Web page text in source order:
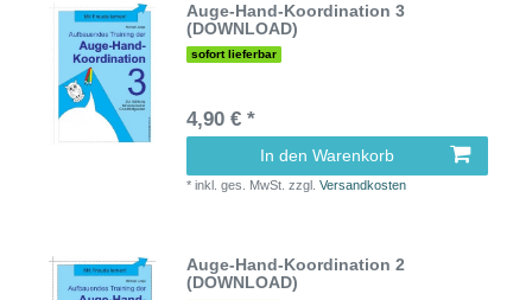
Auge-Hand-Koordination 3
(DOWNLOAD)
sofort lieferbar
4,90 € *
In den Warenkorb
*inkl. ges. MwSt. zzgl.Versandkosten
Auge-Hand-Koordination 2
(DOWNLOAD)